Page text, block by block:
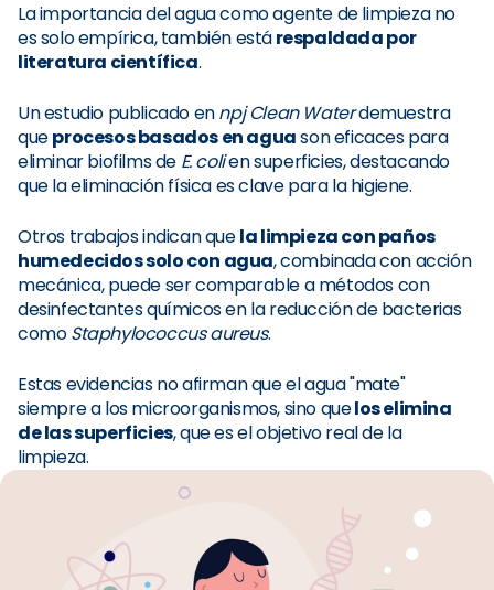
La importancia del agua como agente de limpieza no
es solo empírica, también estárespaldada por
literatura científica.
Un estudio publicado ennpj Clean Waterdemuestra
queprocesos basados en aguason eficaces para
eliminar biofilms de E. colien superficies, destacando
que la eliminación física es clave para la higiene.
Otros trabajos indican quela limpieza con paños
humedecidos solo con agua, combinada con acción
mecánica, puede ser comparable a métodos con
desinfectantes químicos en la reducción de bacterias
comoStaphylococcus aureus.
Estas evidencias no afirman que el agua "mate"
siempre a los microorganismos, sino quelos elimina
de las superficies, que es el objetivo real de la
limpieza.